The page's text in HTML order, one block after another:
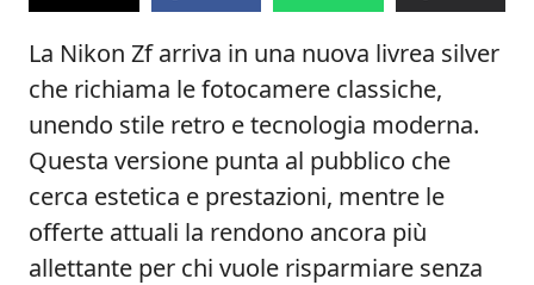
La Nikon Zf arriva in una nuova livrea silver
che richiama le fotocamere classiche,
unendo stile retro e tecnologia moderna.
Questa versione punta al pubblico che
cerca estetica e prestazioni, mentre le
offerte attuali la rendono ancora più
allettante per chi vuole risparmiare senza